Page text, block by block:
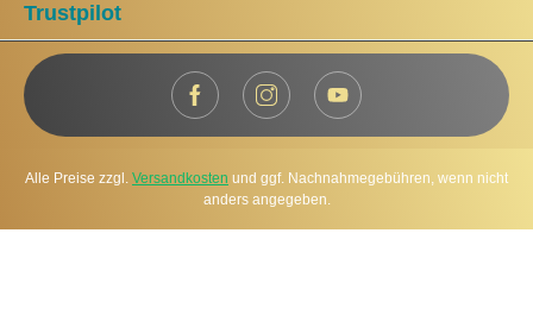
Trustpilot
Alle Preise zzgl. Versandkosten und ggf. Nachnahmegebühren, wenn nicht
anders angegeben.